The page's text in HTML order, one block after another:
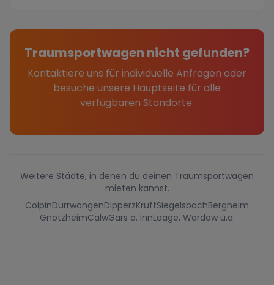
Traumsportwagen nicht gefunden?
Kontaktiere uns für individuelle Anfragen oder
besuche unsere Hauptseite für alle
verfügbaren Standorte.
Weitere Städte, in denen du deinen Traumsportwagen
mieten kannst.
CölpinDürrwangenDipperzKruftSiegelsbachBergheim
GnotzheimCalwGars a. InnLaage, Wardow u.a.